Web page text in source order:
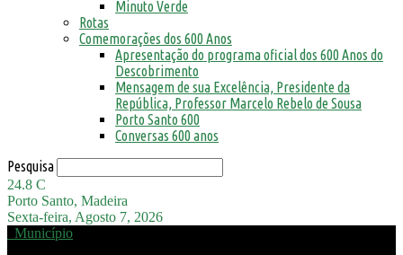
Minuto Verde
Rotas
Comemorações dos 600 Anos
Apresentação do programa oficial dos 600 Anos do
Descobrimento
Mensagem de sua Excelência, Presidente da
República, Professor Marcelo Rebelo de Sousa
Porto Santo 600
Conversas 600 anos
Pesquisa
24.8 C
Porto Santo, Madeira
Sexta-feira, Agosto 7, 2026
Município